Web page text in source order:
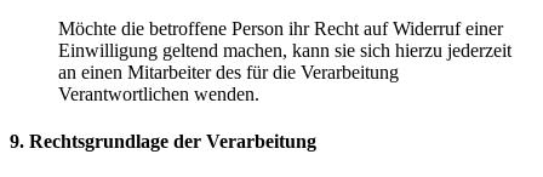
Möchte die betroffene Person ihr Recht auf Widerruf einer
Einwilligung geltend machen, kann sie sich hierzu jederzeit
an einen Mitarbeiter des für die Verarbeitung
Verantwortlichen wenden.
9. Rechtsgrundlage der Verarbeitung